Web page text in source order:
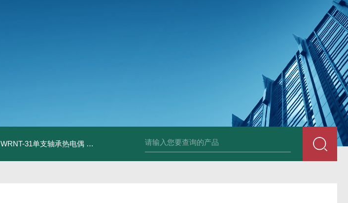
WRNT-31单支轴承热电偶 WZP-731套管式热电阻 WZP2-731套管式热电阻 塑料液面计